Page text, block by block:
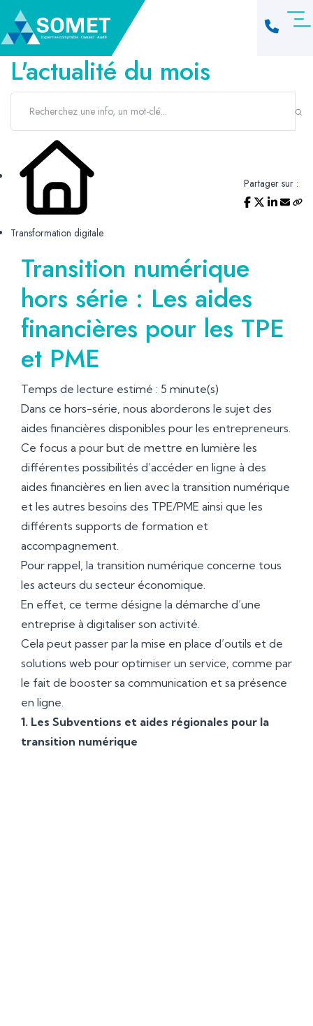
L'actualité du mois
Transformation digitale
Partager sur :
Transition numérique
hors série : Les aides
financières pour les TPE
et PME
Temps de lecture estimé : 5 minute(s)
Dans ce hors-série, nous aborderons le sujet des
aides financières disponibles pour les entrepreneurs.
Ce focus a pour but de mettre en lumière les
différentes possibilités d’accéder en ligne à des
aides financières en lien avec la transition numérique
et les autres besoins des TPE/PME ainsi que les
différents supports de formation et
accompagnement.
Pour rappel, la transition numérique concerne tous
les acteurs du secteur économique.
En effet, ce terme désigne la démarche d’une
entreprise à digitaliser son activité.
Cela peut passer par la mise en place d’outils et de
solutions web pour optimiser un service, comme par
le fait de booster sa communication et sa présence
en ligne.
1. Les Subventions et aides régionales pour la
transition numérique